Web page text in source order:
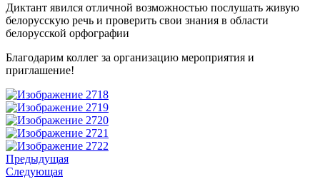
Диктант явился отличной возможностью послушать живую
белорусскую речь и проверить свои знания в области
белорусской орфографии
Благодарим коллег за организацию мероприятия и
приглашение!
Предыдущая
Следующая